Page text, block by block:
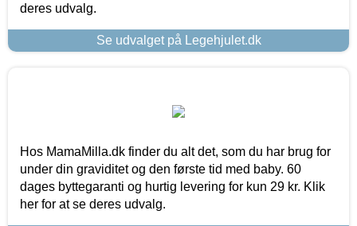
deres udvalg.
Se udvalget på Legehjulet.dk
Hos MamaMilla.dk finder du alt det, som du har brug for
under din graviditet og den første tid med baby. 60
dages byttegaranti og hurtig levering for kun 29 kr. Klik
her for at se deres udvalg.